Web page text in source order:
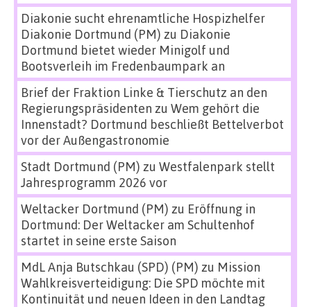
Diakonie sucht ehrenamtliche Hospizhelfer
Diakonie Dortmund (PM) zu Diakonie
Dortmund bietet wieder Minigolf und
Bootsverleih im Fredenbaumpark an
Brief der Fraktion Linke & Tierschutz an den
Regierungspräsidenten zu Wem gehört die
Innenstadt? Dortmund beschließt Bettelverbot
vor der Außengastronomie
Stadt Dortmund (PM) zu Westfalenpark stellt
Jahresprogramm 2026 vor
Weltacker Dortmund (PM) zu Eröffnung in
Dortmund: Der Weltacker am Schultenhof
startet in seine erste Saison
MdL Anja Butschkau (SPD) (PM) zu Mission
Wahlkreisverteidigung: Die SPD möchte mit
Kontinuität und neuen Ideen in den Landtag